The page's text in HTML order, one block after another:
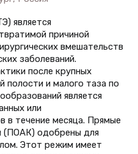
является
причиной
вмешательств
заболеваний.
после крупных
полости и малого таза по
является
или
в течение месяца. Прямые
(ПОАК) одобрены для
Этот режим имеет